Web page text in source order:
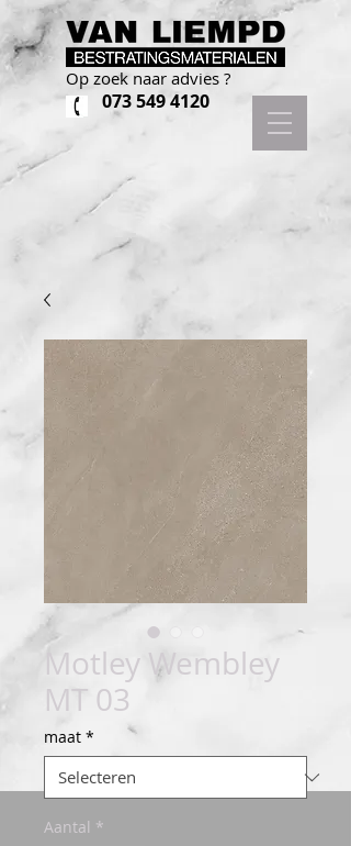
Op zoek naar advies ?
073 549 4120
Motley Wembley
MT 03
maat *
Aantal *